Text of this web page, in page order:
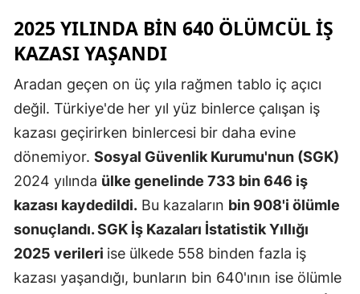
Malatya
Mardin
Muğla
Muş
Nevşehir
Niğde
2025 YILINDA BIN 640 ÖLÜMCÜL IŞ
KAZASI YAŞANDI
Aradan geçen on üç yıla rağmen tablo iç açıcı
değil. Türkiye'de her yıl yüz binlerce çalışan iş
kazası geçirirken binlercesi bir daha evine
dönemiyor. Sosyal Güvenlik Kurumu'nun (SGK)
2024 yılında ülke genelinde 733 bin 646 iş
kazası kaydedildi. Bu kazaların bin 908'i ölümle
sonuçlandı. SGK İş Kazaları İstatistik Yıllığı
2025 verileri ise ülkede 558 binden fazla iş
kazası yaşandığı, bunların bin 640'ının ise ölümle